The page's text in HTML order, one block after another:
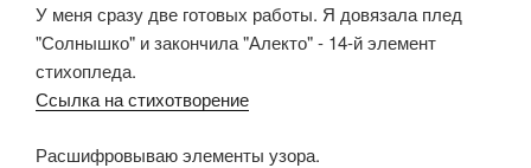
У меня сразу две готовых работы. Я довязала плед
"Солнышко" и закончила "Алекто" - 14-й элемент
стихопледа.
Ссылка на стихотворение
Расшифровываю элементы узора.